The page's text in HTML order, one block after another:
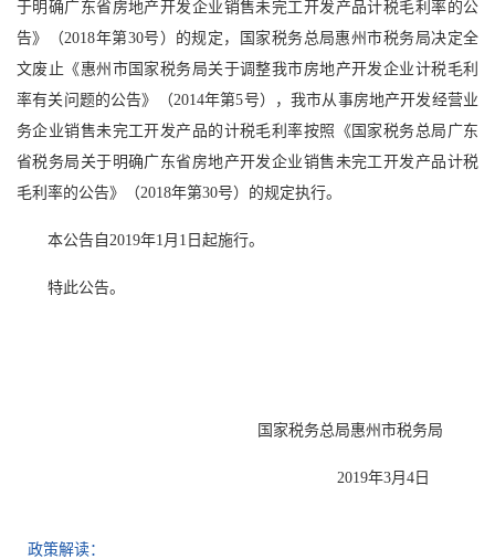
于明确广东省房地产开发企业销售未完工开发产品计税毛利率的公
告》（2018年第30号）的规定，国家税务总局惠州市税务局决定全
文废止《惠州市国家税务局关于调整我市房地产开发企业计税毛利
率有关问题的公告》（2014年第5号），我市从事房地产开发经营业
务企业销售未完工开发产品的计税毛利率按照《国家税务总局广东
省税务局关于明确广东省房地产开发企业销售未完工开发产品计税
毛利率的公告》（2018年第30号）的规定执行。
本公告自2019年1月1日起施行。
特此公告。
国家税务总局惠州市税务局
2019年3月4日
政策解读：